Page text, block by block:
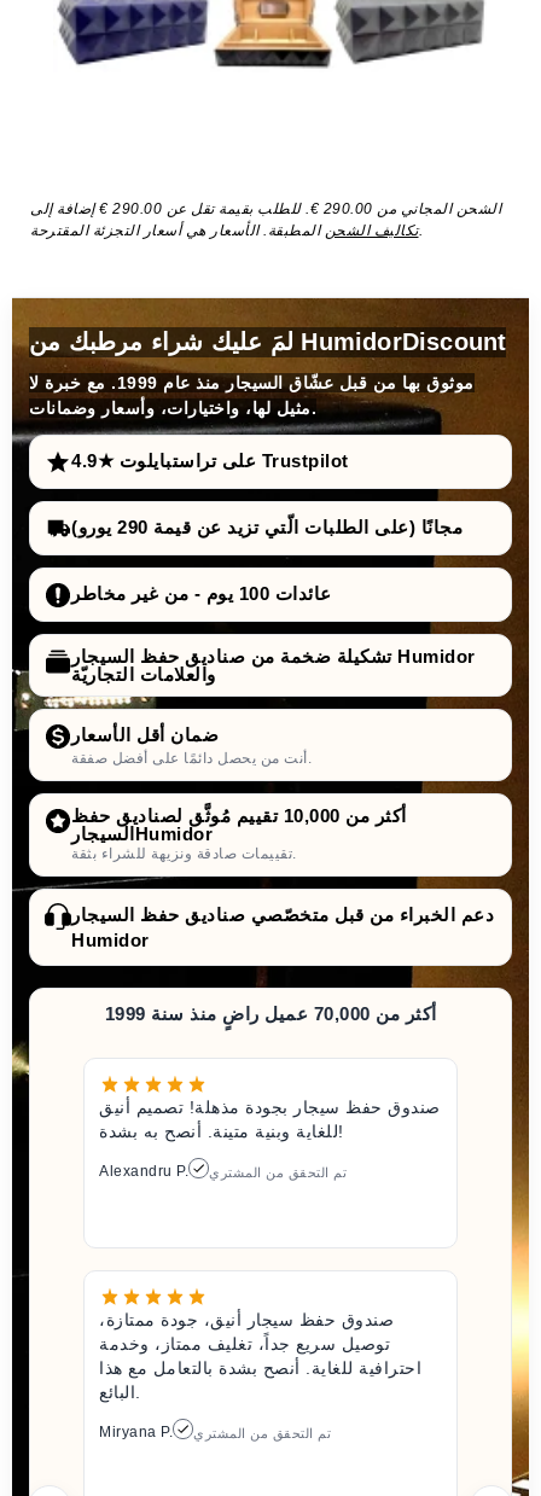
الشحن المجاني من 290.00 €. للطلب بقيمة تقل عن 290.00 € إضافة إلى
تكاليف الشحنالمطبقة. الأسعار هي أسعار التجزئة المقترحة.
لمَ عليك شراء مرطبك من HumidorDiscount
موثوق بها من قبل عشّاق السيجار منذ عام 1999. مع خبرة لا
مثيل لها، واختيارات، وأسعار وضمانات.
4.9★ على تراستبايلوت Trustpilot
مجانًا (على الطلبات الّتي تزيد عن قيمة 290 يورو)
عائدات 100 يوم - من غير مخاطر
تشكيلة ضخمة من صناديق حفظ السيجار Humidor
والعلامات التجاريّة
ضمان أقل الأسعار
أكثر من 10,000 تقييم مُوثَّق لصناديق حفظ
السيجارHumidor
دعم الخبراء من قبل متخصّصي صناديق حفظ السيجار
Humidor
أكثر من 70,000 عميل راضٍ منذ سنة 1999
صندوق حفظ سيجار بجودة مذهلة! تصميم أنيق
للغاية وبنية متينة. أنصح به بشدة!
Alexandru P. تم التحقق من المشتري
صندوق حفظ سيجار أنيق، جودة ممتازة،
توصيل سريع جداً، تغليف ممتاز، وخدمة
احترافية للغاية. أنصح بشدة بالتعامل مع هذا
Miryana P. تم التحقق من المشتري